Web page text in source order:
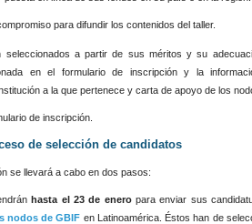
para difundir los contenidos del taller.
seleccionados a partir de sus méritos y su
en el formulario de inscripción y la
a la que pertenece y carta de apoyo de los
de inscripción.
de selección de candidatos
se llevará a cabo en dos pasos:
hasta el 23 de eneropara enviar sus
nodos de GBIF en Latinoamérica. Éstos han de